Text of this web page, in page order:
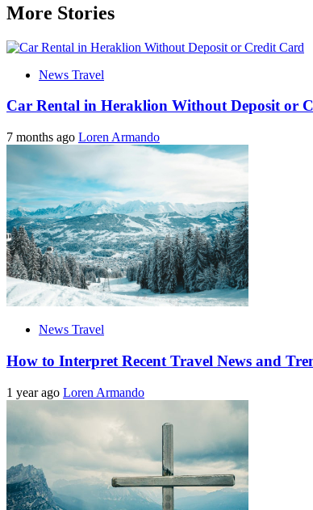
More Stories
News Travel
Car Rental in Heraklion Without Deposit or
7 months ago Loren Armando
News Travel
How to Interpret Recent Travel News and
1 year ago Loren Armando